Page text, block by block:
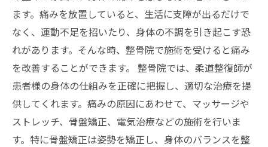
ます。痛みを放置していると、生活に支障が出るだけで
なく、運動不足を招いたり、身体の不調を引き起こす恐
れがあります。そんな時、整骨院で施術を受けると痛み
を改善することができます。 整骨院では、柔道整復師が
患者様の身体の仕組みを正確に把握し、適切な治療を提
供してくれます。痛みの原因にあわせて、マッサージや
ストレッチ、骨盤矯正、電気治療などの施術を行いま
す。特に骨盤矯正は姿勢を矯正し、身体のバランスを整